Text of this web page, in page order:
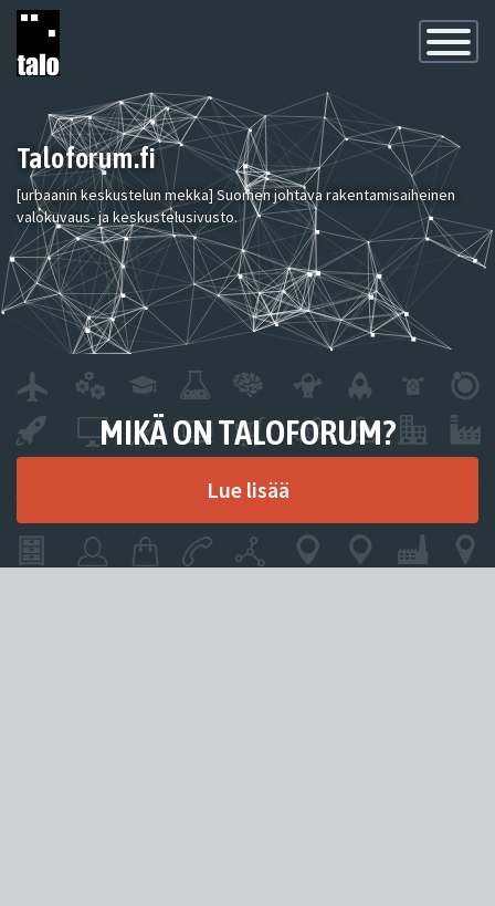
Toggle
Taloforum.fi
[urbaanin keskustelun mekka] Suomen johtava rakentamisaiheinen
valokuvaus- ja keskustelusivusto.
MIKÄ ON TALOFORUM?
Lue lisää